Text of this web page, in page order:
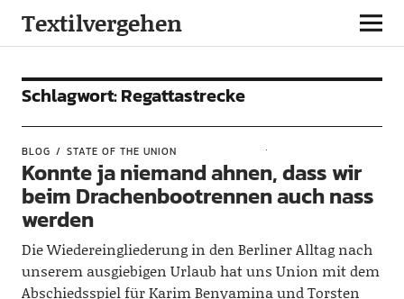
Textilvergehen
Schlagwort:Regattastrecke
BLOG STATE OF THE UNION
Konnte ja niemand ahnen, dass wir
beim Drachenbootrennen auch nass
werden
Die Wiedereingliederung in den Berliner Alltag nach
unserem ausgiebigen Urlaub hat uns Union mit dem
Abschiedsspiel für Karim Benyamina und Torsten